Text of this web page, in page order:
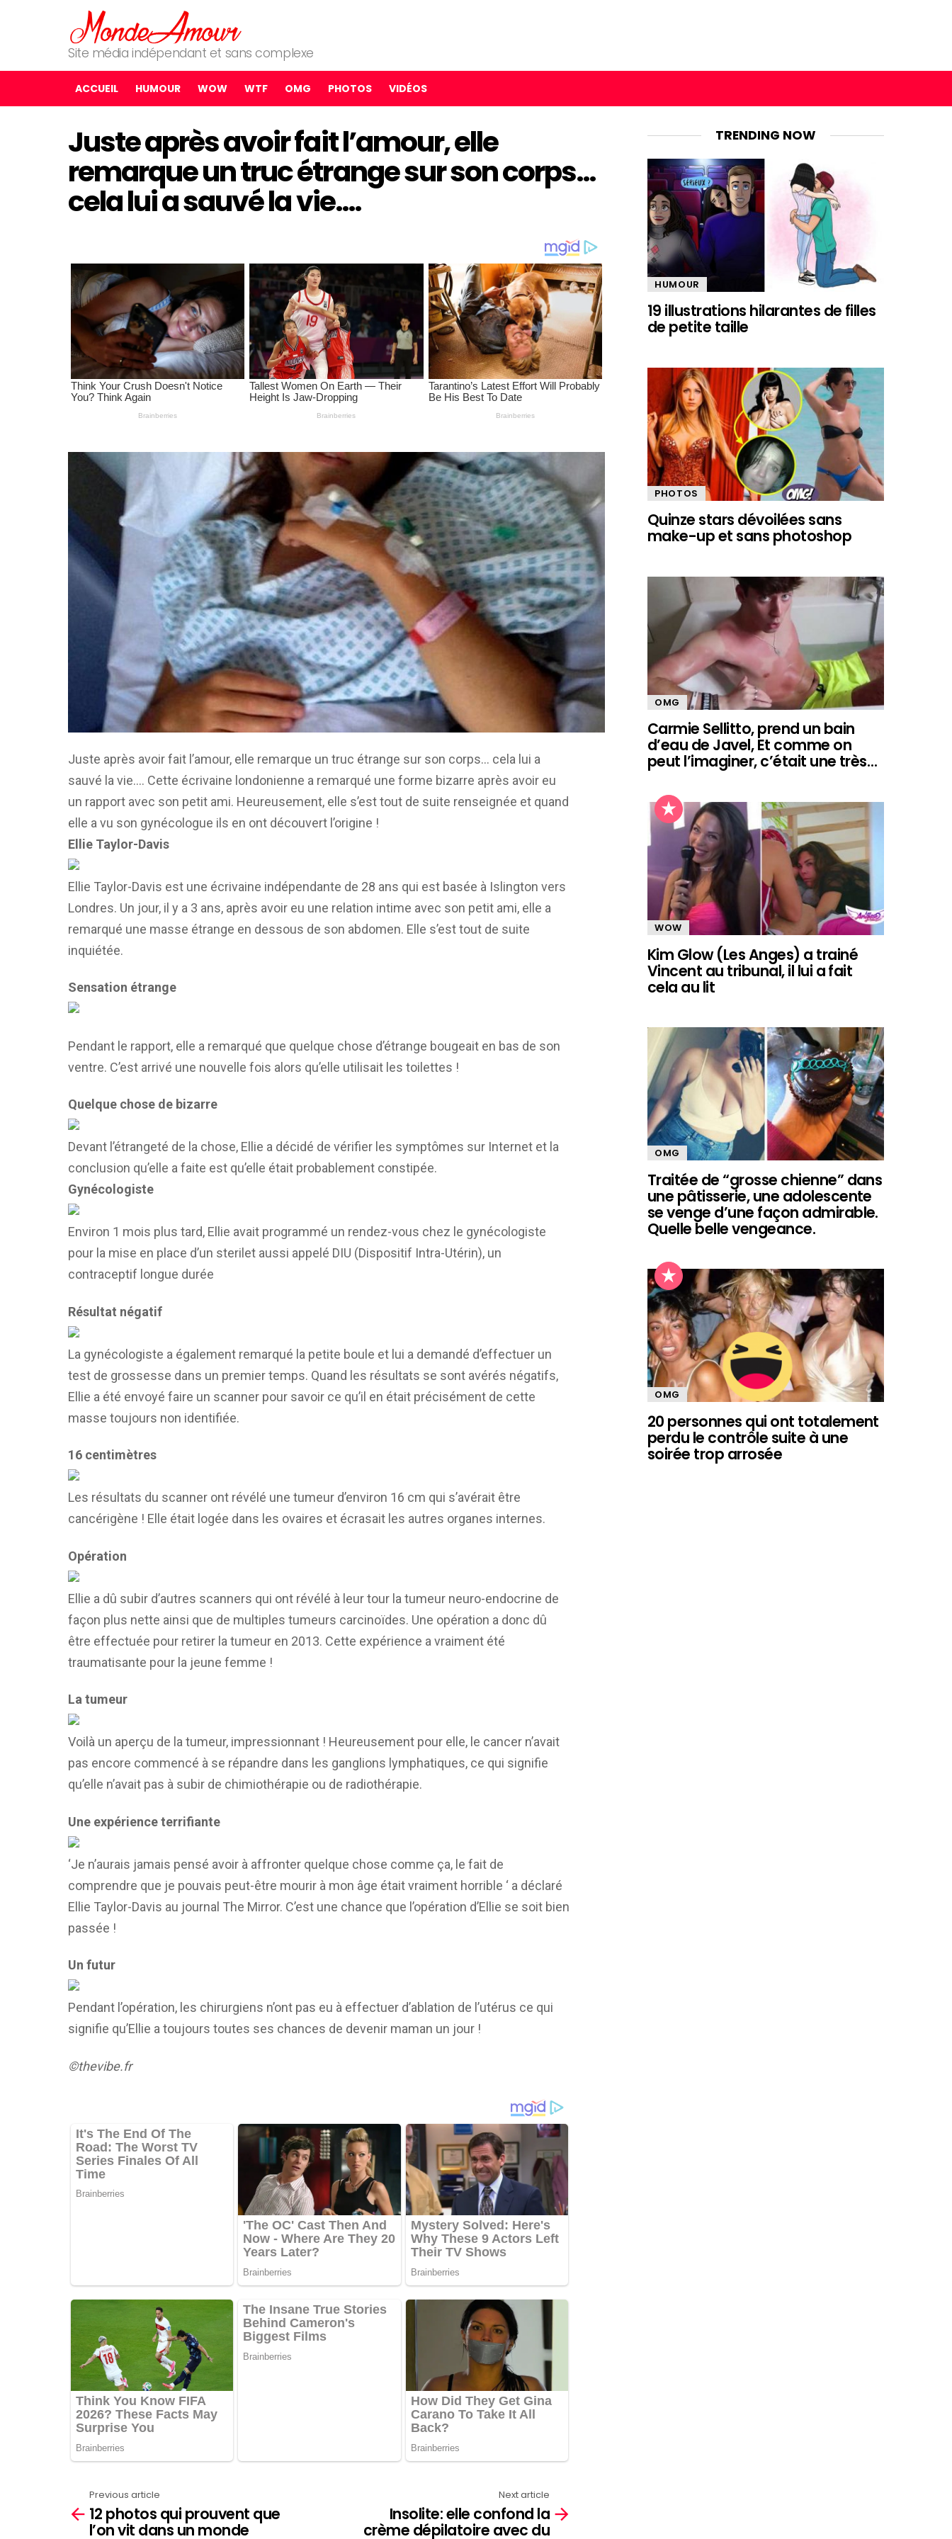
Site média indépendant et sans complexe
ACCUEIL HUMOUR WOW WTF OMG PHOTOS VIDÉOS
Juste après avoir fait l’amour, elle
remarque un truc étrange sur son corps…
cela lui a sauvé la vie….
Juste après avoir fait l’amour, elle remarque un truc étrange sur son corps… cela lui a
sauvé la vie…. Cette écrivaine londonienne a remarqué une forme bizarre après avoir eu
un rapport avec son petit ami. Heureusement, elle s’est tout de suite renseignée et quand
elle a vu son gynécologue ils en ont découvert l’origine !
Ellie Taylor-Davis
Ellie Taylor-Davis est une écrivaine indépendante de 28 ans qui est basée à Islington vers
Londres. Un jour, il y a 3 ans, après avoir eu une relation intime avec son petit ami, elle a
remarqué une masse étrange en dessous de son abdomen. Elle s’est tout de suite
inquiétée.
Sensation étrange
Pendant le rapport, elle a remarqué que quelque chose d’étrange bougeait en bas de son
ventre. C’est arrivé une nouvelle fois alors qu’elle utilisait les toilettes !
Quelque chose de bizarre
Devant l’étrangeté de la chose, Ellie a décidé de vérifier les symptômes sur Internet et la
conclusion qu’elle a faite est qu’elle était probablement constipée.
Gynécologiste
Environ 1 mois plus tard, Ellie avait programmé un rendez-vous chez le gynécologiste
pour la mise en place d’un sterilet aussi appelé DIU (Dispositif Intra-Utérin), un
contraceptif longue durée
Résultat négatif
La gynécologiste a également remarqué la petite boule et lui a demandé d’effectuer un
test de grossesse dans un premier temps. Quand les résultats se sont avérés négatifs,
Ellie a été envoyé faire un scanner pour savoir ce qu’il en était précisément de cette
masse toujours non identifiée.
16 centimètres
Les résultats du scanner ont révélé une tumeur d’environ 16 cm qui s’avérait être
cancérigène ! Elle était logée dans les ovaires et écrasait les autres organes internes.
Opération
Ellie a dû subir d’autres scanners qui ont révélé à leur tour la tumeur neuro-endocrine de
façon plus nette ainsi que de multiples tumeurs carcinoïdes. Une opération a donc dû
être effectuée pour retirer la tumeur en 2013. Cette expérience a vraiment été
traumatisante pour la jeune femme !
La tumeur
Voilà un aperçu de la tumeur, impressionnant ! Heureusement pour elle, le cancer n’avait
pas encore commencé à se répandre dans les ganglions lymphatiques, ce qui signifie
qu’elle n’avait pas à subir de chimiothérapie ou de radiothérapie.
Une expérience terrifiante
‘Je n’aurais jamais pensé avoir à affronter quelque chose comme ça, le fait de
comprendre que je pouvais peut-être mourir à mon âge était vraiment horrible ‘ a déclaré
Ellie Taylor-Davis au journal The Mirror. C’est une chance que l’opération d’Ellie se soit bien
passée !
Un futur
Pendant l’opération, les chirurgiens n’ont pas eu à effectuer d’ablation de l’utérus ce qui
signifie qu’Ellie a toujours toutes ses chances de devenir maman un jour !
©thevibe.fr
See
more
Previous article
12 photos qui prouvent que
l’on vit dans un monde
Next article
Insolite: elle confond la
crème dépilatoire avec du
TRENDING NOW
HUMOUR
19 illustrations hilarantes de filles
de petite taille
PHOTOS
Quinze stars dévoilées sans
make-up et sans photoshop
OMG
Carmie Sellitto, prend un bain
d’eau de Javel, Et comme on
peut l’imaginer, c’était une très…
WOW
Kim Glow (Les Anges) a trainé
Vincent au tribunal, il lui a fait
cela au lit
OMG
Traitée de “grosse chienne” dans
une pâtisserie, une adolescente
se venge d’une façon admirable.
Quelle belle vengeance.
OMG
20 personnes qui ont totalement
perdu le contrôle suite à une
soirée trop arrosée